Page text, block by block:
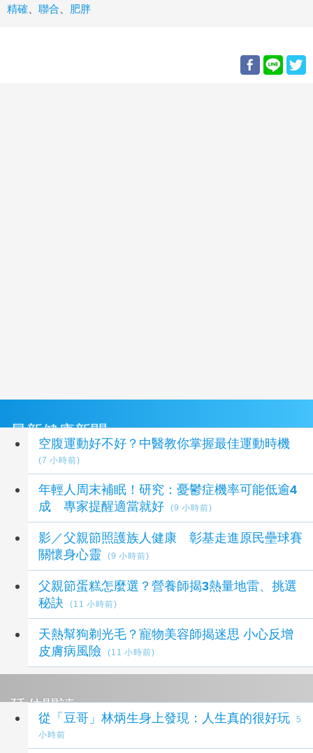
精確
聯合 肥胖
最新健康新聞
空腹運動好不好？中醫教你掌握最佳運動時機
(7 小時前)
年輕人周末補眠！研究：憂鬱症機率可能低逾4
成 專家提醒適當就好
(9 小時前)
影／父親節照護族人健康 彰基走進原民壘球賽
關懷身心靈
(9 小時前)
父親節蛋糕怎麼選？營養師揭3熱量地雷、挑選
秘訣
(11 小時前)
天熱幫狗剃光毛？寵物美容師揭迷思 小心反增
皮膚病風險
(11 小時前)
延伸閱讀
從「豆哥」林炳生身上發現：人生真的很好玩
5
小時前